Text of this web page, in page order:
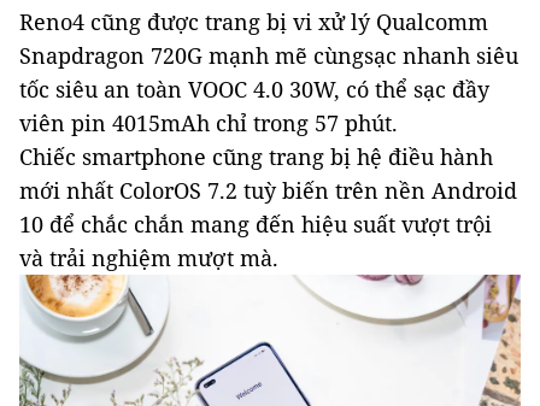
Reno4 cũng được trang bị vi xử lý Qualcomm
Snapdragon 720G mạnh mẽ cùngsạc nhanh siêu
tốc siêu an toàn VOOC 4.0 30W, có thể sạc đầy
viên pin 4015mAh chỉ trong 57 phút.
Chiếc smartphone cũng trang bị hệ điều hành
mới nhất ColorOS 7.2 tuỳ biến trên nền Android
10 để chắc chắn mang đến hiệu suất vượt trội
và trải nghiệm mượt mà.